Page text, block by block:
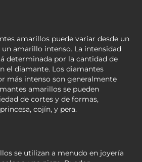
amarillos puede variar desde un
amarillo intenso. La intensidad
determinada por la cantidad de
el diamante. Los diamantes
más intenso son generalmente
amarillos se pueden
de cortes y de formas,
cojín, y pera.
se utilizan a menudo en joyería